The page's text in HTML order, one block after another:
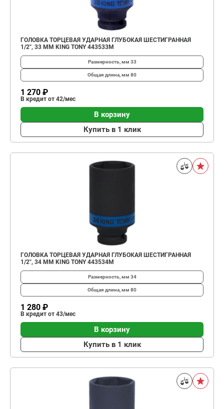
ГОЛОВКА ТОРЦЕВАЯ УДАРНАЯ ГЛУБОКАЯ ШЕСТИГРАННАЯ
1/2", 33 ММ KING TONY 443533M
Размерность, мм 33
Общая длина, мм 80
1 270 ₽
В кредит от 42/мес
В корзину
Купить в 1 клик
ГОЛОВКА ТОРЦЕВАЯ УДАРНАЯ ГЛУБОКАЯ ШЕСТИГРАННАЯ
1/2", 34 ММ KING TONY 443534M
Размерность, мм 34
Общая длина, мм 80
1 280 ₽
В кредит от 43/мес
В корзину
Купить в 1 клик